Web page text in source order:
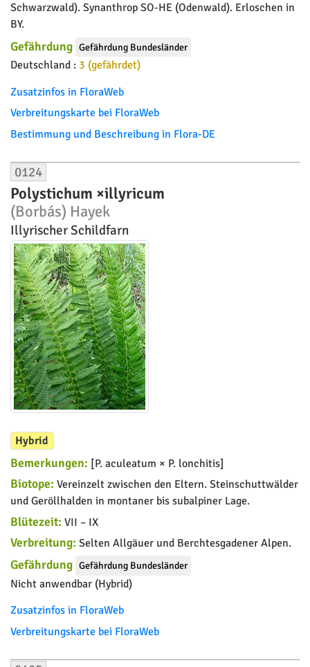
Schwarzwald). Synanthrop SO-HE (Odenwald). Erloschen in
BY.
Gefährdung Gefährdung Bundesländer
Deutschland : 3 (gefährdet)
Zusatzinfos in FloraWeb
Verbreitungskarte bei FloraWeb
Bestimmung und Beschreibung in Flora-DE
0124
Polystichum ×illyricum
(Borbás) Hayek
Illyrischer Schildfarn
Hybrid
Bemerkungen: [P. aculeatum × P. lonchitis]
Biotope: Vereinzelt zwischen den Eltern. Steinschuttwälder
und Geröllhalden in montaner bis subalpiner Lage.
Blütezeit: VII – IX
Verbreitung: Selten Allgäuer und Berchtesgadener Alpen.
Gefährdung Gefährdung Bundesländer
Nicht anwendbar (Hybrid)
Zusatzinfos in FloraWeb
Verbreitungskarte bei FloraWeb